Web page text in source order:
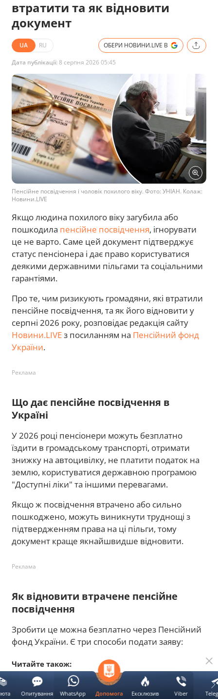
втратити та як відновити
документ
UA RU ОБЕРИ НОВИНИ.LIVE В
Дата публікації:8 серпня 2026 05:45
Пенсійне посвідчення і чоловік похилого віку. Фото: УНІАН. Колаж:
Новини.LIVE
Якщо людина похилого віку загубила або
пошкодила пенсійне посвідчення, ігнорувати
це не варто. Саме цей документ підтверджує
статус пенсіонера і дає право користуватися
деякими державними пільгами та соціальними
гарантіями.
Про те, чим ризикують громадяни, які втратили
пенсійне посвідчення, та як його відновити у
серпні 2026 року, розповідає редакція сайту
Новини.LIVEз посиланням на Пенсійний фонд
України.
Реклама
Що дає пенсійне посвідчення в
Україні
У 2026 році пенсіонери можуть безплатно
їздити в громадському транспорті, отримати
знижку на автоцивілку, не платити податок на
землю, користуватися державною програмою
"Доступні ліки" та іншими перевагами.
Якщо ж посвідчення втрачено або сильно
пошкоджено, можуть виникнути труднощі з
підтвердженням права на ці пільги, тому
документ краще якнайшвидше відновити.
Реклама
Як відновити втрачене пенсійне
посвідчення
Зробити це можна безплатно через Пенсійний
фонд України. Є три способи подати заяву:
Читайте також:
Допомога Ексклюзив Viber
Опитування WhatsApp